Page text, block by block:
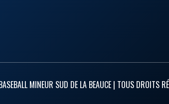
MINEUR SUD DE LA BEAUCE | TOUS DROITS